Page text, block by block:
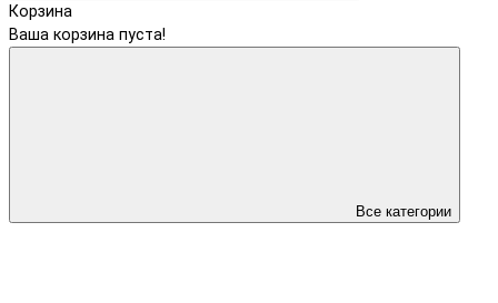
Корзина
Ваша корзина пуста!
Все категории